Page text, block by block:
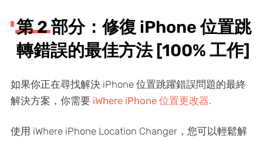
第 2 部分：修復 iPhone 位置跳
轉錯誤的最佳方法 [100% 工作]
如果你正在尋找解決 iPhone 位置跳躍錯誤問題的最終
解決方案，你需要 iWhere iPhone 位置更改器.
使用 iWhere iPhone Location Changer，您可以輕鬆解